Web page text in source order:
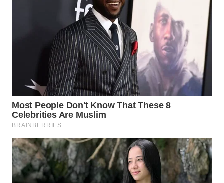
MAJALENGKA
WN
WN
SUKABUMI
WN
PURWAKARTA